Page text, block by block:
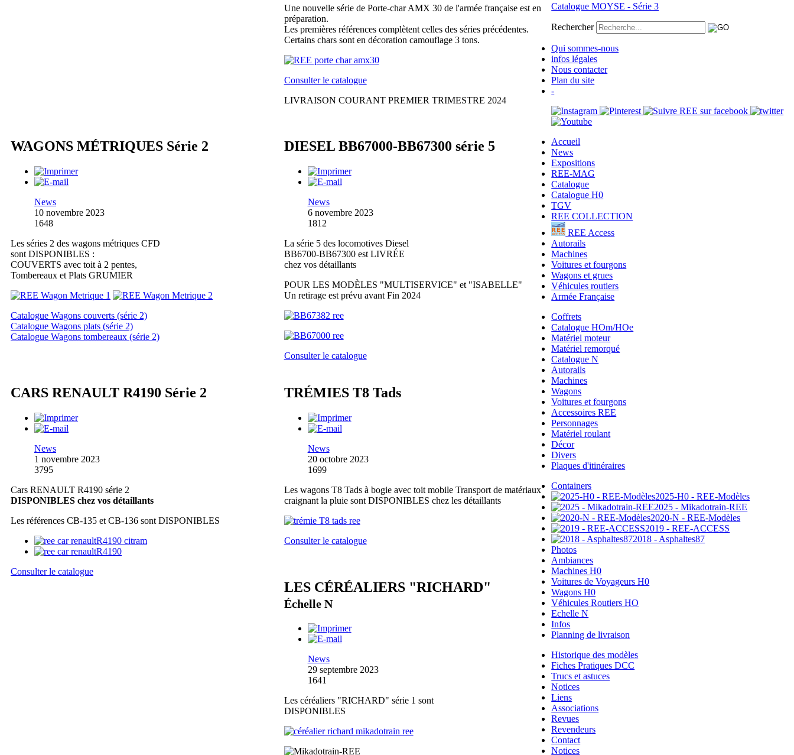
Une nouvelle série de Porte-char AMX 30 de l'armée française est en
préparation.
Les premières références complètent celles des séries précédentes.
Certains chars sont en décoration camouflage 3 tons.
Consulter le catalogue
LIVRAISON COURANT PREMIER TRIMESTRE 2024
WAGONS MÉTRIQUES Série 2
News
10 novembre 2023
1648
Les séries 2 des wagons métriques CFD
sont DISPONIBLES :
COUVERTS avec toit à 2 pentes,
Tombereaux et Plats GRUMIER
Catalogue Wagons couverts (série 2)
Catalogue Wagons plats (série 2)
Catalogue Wagons tombereaux (série 2)
DIESEL BB67000-BB67300 série 5
News
6 novembre 2023
1812
La série 5 des locomotives Diesel
BB6700-BB67300 est LIVRÉE
chez vos détaillants
POUR LES MODÈLES "MULTISERVICE" et "ISABELLE"
Un retirage est prévu avant Fin 2024
Consulter le catalogue
CARS RENAULT R4190 Série 2
News
1 novembre 2023
3795
Cars RENAULT R4190 série 2
DISPONIBLES chez vos détaillants
Les références CB-135 et CB-136 sont DISPONIBLES
Consulter le catalogue
TRÉMIES T8 Tads
News
20 octobre 2023
1699
Les wagons T8 Tads à bogie avec toit mobile Transport de matériaux
craignant la pluie sont DISPONIBLES chez les détaillants
Consulter le catalogue
LES CÉRÉALIERS "RICHARD"
Échelle N
News
29 septembre 2023
1641
Les céréaliers "RICHARD" série 1 sont
DISPONIBLES
Catalogue MOYSE - Série 3
Rechercher
Qui sommes-nous
infos légales
Nous contacter
Plan du site
-
Accueil
News
Expositions
REE-MAG
Catalogue
Catalogue H0
TGV
REE COLLECTION
REE Access
Autorails
Machines
Voitures et fourgons
Wagons et grues
Véhicules routiers
Armée Française
Coffrets
Catalogue HOm/HOe
Matériel moteur
Matériel remorqué
Catalogue N
Autorails
Machines
Wagons
Voitures et fourgons
Accessoires REE
Personnages
Matériel roulant
Décor
Divers
Plaques d'itinéraires
Containers
2025-H0 - REE-Modèles
2025 - Mikadotrain-REE
2020-N - REE-Modèles
2019 - REE-ACCESS
2018 - Asphaltes87
Photos
Ambiances
Machines H0
Voitures de Voyageurs H0
Wagons H0
Véhicules Routiers HO
Echelle N
Infos
Planning de livraison
Historique des modèles
Fiches Pratiques DCC
Trucs et astuces
Notices
Liens
Associations
Revues
Revendeurs
Contact
Notices